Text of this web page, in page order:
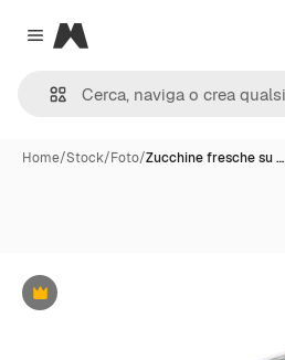
Close menu
Magnific
Home/Stock/Foto/Zucchine fresche su …
Premium